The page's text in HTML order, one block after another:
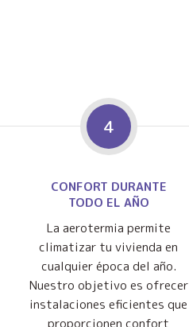
4
CONFORT DURANTE
TODO EL AÑO
La aerotermia permite
climatizar tu vivienda en
cualquier época del año.
Nuestro objetivo es ofrecer
instalaciones eficientes que
proporcionen confort